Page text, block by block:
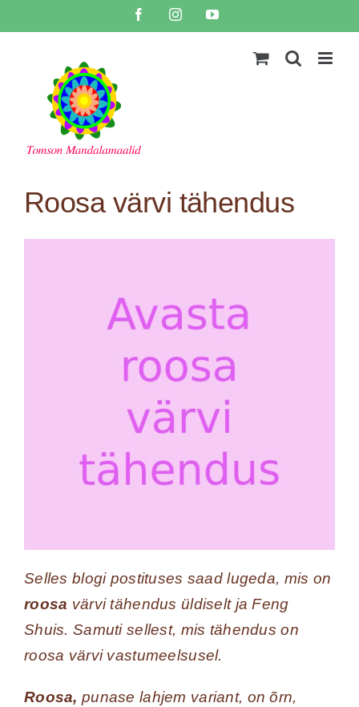
to
FacebookInstagramYouTube
Roosa värvi tähendus
Selles blogi postituses saad lugeda, mis on
roosa värvi tähendus üldiselt ja Feng
Shuis. Samuti sellest, mis tähendus on
roosa värvi vastumeelsusel.
Roosa, punase lahjem variant, on õrn,